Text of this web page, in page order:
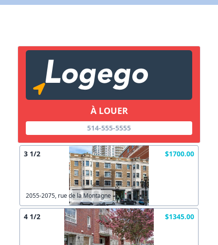
À LOUER
514-555-5555
3 1/2 $1700.00
2055-2075, rue de la Montagne
4 1/2 $1345.00
Copier lien
X Fermer Envoyez